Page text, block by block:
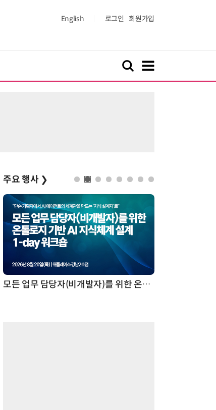
English 로그인 회원가입
주요 행사 ❯
모든 업무 담당자(비개발자)를 위한 온톨로지 기반 AI 지식체계 설계 1-day 워크숍